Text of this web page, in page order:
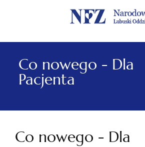
Menu
główne
Menu
lewe
Treść
główna
Szukaj
w
serwisie
Stopka
Co nowego - Dla
Pacjenta
Co nowego - Dla